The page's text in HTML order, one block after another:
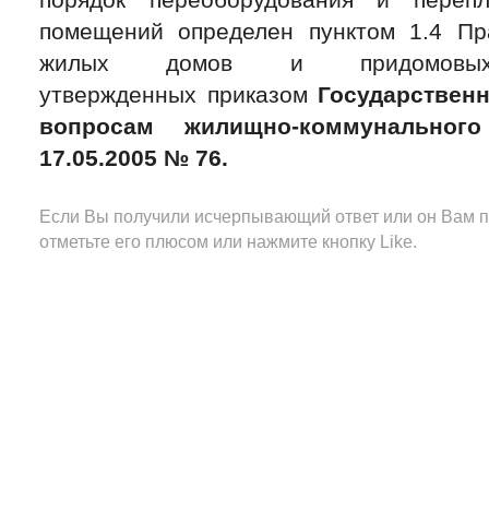
помещений определен пунктом 1.4
жилых домов и придомовых
утвержденных приказом
вопросам жилищно-
17.05.2005 № 76.
Если Вы получили исчерпывающий ответ или он Вам
отметьте его плюсом или нажмите кнопку Like.